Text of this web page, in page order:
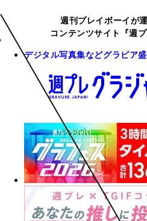
週刊プレイボーイが
コンテンツサイト『週
デジタル写真集などグラビア